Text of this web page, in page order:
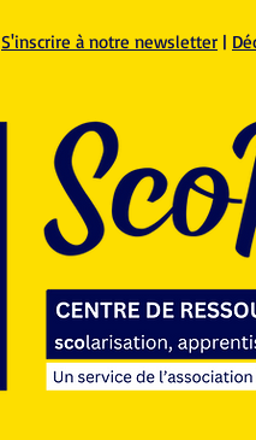
S'inscrire à notre newsletter |